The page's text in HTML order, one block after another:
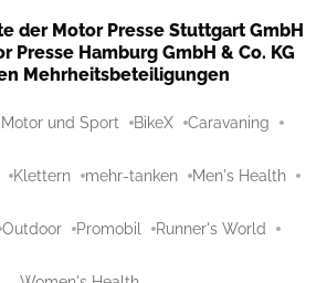
der Motor Presse Stuttgart GmbH
Presse Hamburg GmbH & Co. KG
Mehrheitsbeteiligungen
und Sport BikeX Caravaning
Klettern mehr-tanken Men's Health
Outdoor Promobil Runner's World